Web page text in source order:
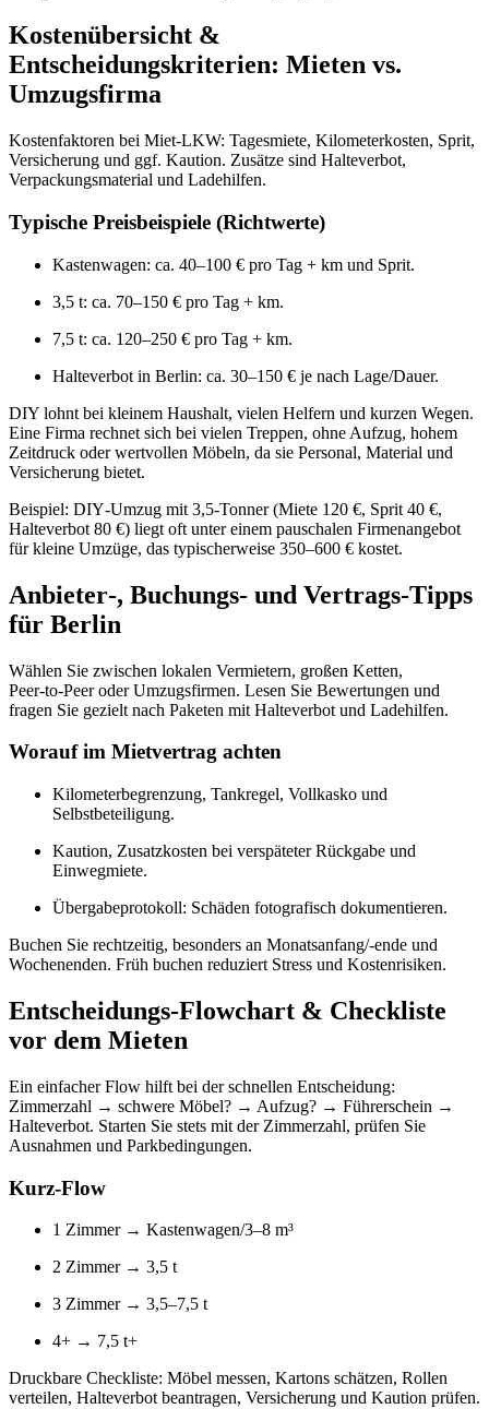
Kostenübersicht &
Entscheidungskriterien: Mieten vs.
Umzugsfirma
Kostenfaktoren bei Miet‑LKW: Tagesmiete, Kilometerkosten, Sprit,
Versicherung und ggf. Kaution. Zusätze sind Halteverbot,
Verpackungsmaterial und Ladehilfen.
Typische Preisbeispiele (Richtwerte)
Kastenwagen: ca. 40–100 € pro Tag + km und Sprit.
3,5 t: ca. 70–150 € pro Tag + km.
7,5 t: ca. 120–250 € pro Tag + km.
Halteverbot in Berlin: ca. 30–150 € je nach Lage/Dauer.
DIY lohnt bei kleinem Haushalt, vielen Helfern und kurzen Wegen.
Eine Firma rechnet sich bei vielen Treppen, ohne Aufzug, hohem
Zeitdruck oder wertvollen Möbeln, da sie Personal, Material und
Versicherung bietet.
Beispiel: DIY‑Umzug mit 3,5‑Tonner (Miete 120 €, Sprit 40 €,
Halteverbot 80 €) liegt oft unter einem pauschalen Firmenangebot
für kleine Umzüge, das typischerweise 350–600 € kostet.
Anbieter‑, Buchungs‑ und Vertrags‑Tipps
für Berlin
Wählen Sie zwischen lokalen Vermietern, großen Ketten,
Peer‑to‑Peer oder Umzugsfirmen. Lesen Sie Bewertungen und
fragen Sie gezielt nach Paketen mit Halteverbot und Ladehilfen.
Worauf im Mietvertrag achten
Kilometerbegrenzung, Tankregel, Vollkasko und
Selbstbeteiligung.
Kaution, Zusatzkosten bei verspäteter Rückgabe und
Einwegmiete.
Übergabeprotokoll: Schäden fotografisch dokumentieren.
Buchen Sie rechtzeitig, besonders an Monatsanfang/‑ende und
Wochenenden. Früh buchen reduziert Stress und Kostenrisiken.
Entscheidungs‑Flowchart & Checkliste
vor dem Mieten
Ein einfacher Flow hilft bei der schnellen Entscheidung:
Zimmerzahl → schwere Möbel? → Aufzug? → Führerschein →
Halteverbot. Starten Sie stets mit der Zimmerzahl, prüfen Sie
Ausnahmen und Parkbedingungen.
Kurz‑Flow
1 Zimmer → Kastenwagen/3–8 m³
2 Zimmer → 3,5 t
3 Zimmer → 3,5–7,5 t
4+ → 7,5 t+
Druckbare Checkliste: Möbel messen, Kartons schätzen, Rollen
verteilen, Halteverbot beantragen, Versicherung und Kaution prüfen.